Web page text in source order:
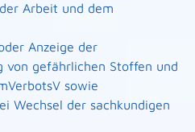
Arbeit und dem
Anzeige der
von gefährlichen Stoffen und
sowie
Wechsel der sachkundigen